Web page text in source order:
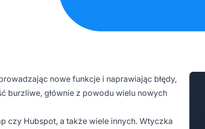
nowe funkcje i naprawiając błędy,
burzliwe, głównie z powodu wielu nowych
czy Hubspot, a także wiele innych. Wtyczka